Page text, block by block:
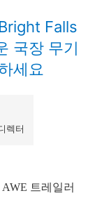
Falls
국장 무기
세요
렉터
트레일러